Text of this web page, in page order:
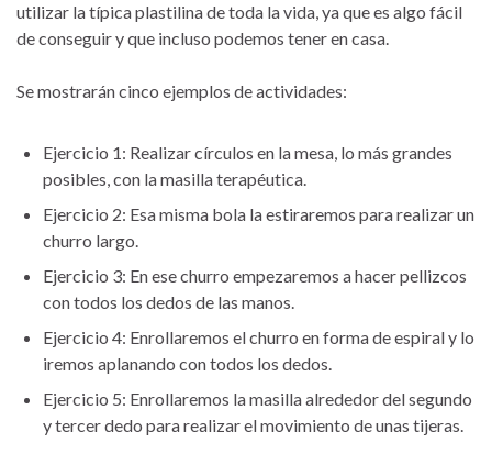
utilizar la típica plastilina de toda la vida, ya que es algo fácil
de conseguir y que incluso podemos tener en casa.
Se mostrarán cinco ejemplos de actividades:
Ejercicio 1: Realizar círculos en la mesa, lo más grandes
posibles, con la masilla terapéutica.
Ejercicio 2: Esa misma bola la estiraremos para realizar un
churro largo.
Ejercicio 3: En ese churro empezaremos a hacer pellizcos
con todos los dedos de las manos.
Ejercicio 4: Enrollaremos el churro en forma de espiral y lo
iremos aplanando con todos los dedos.
Ejercicio 5: Enrollaremos la masilla alrededor del segundo
y tercer dedo para realizar el movimiento de unas tijeras.